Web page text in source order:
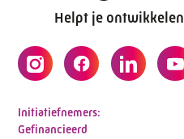
Helpt je ontwikkelen
Initiatiefnemers:
Gefinancieerd